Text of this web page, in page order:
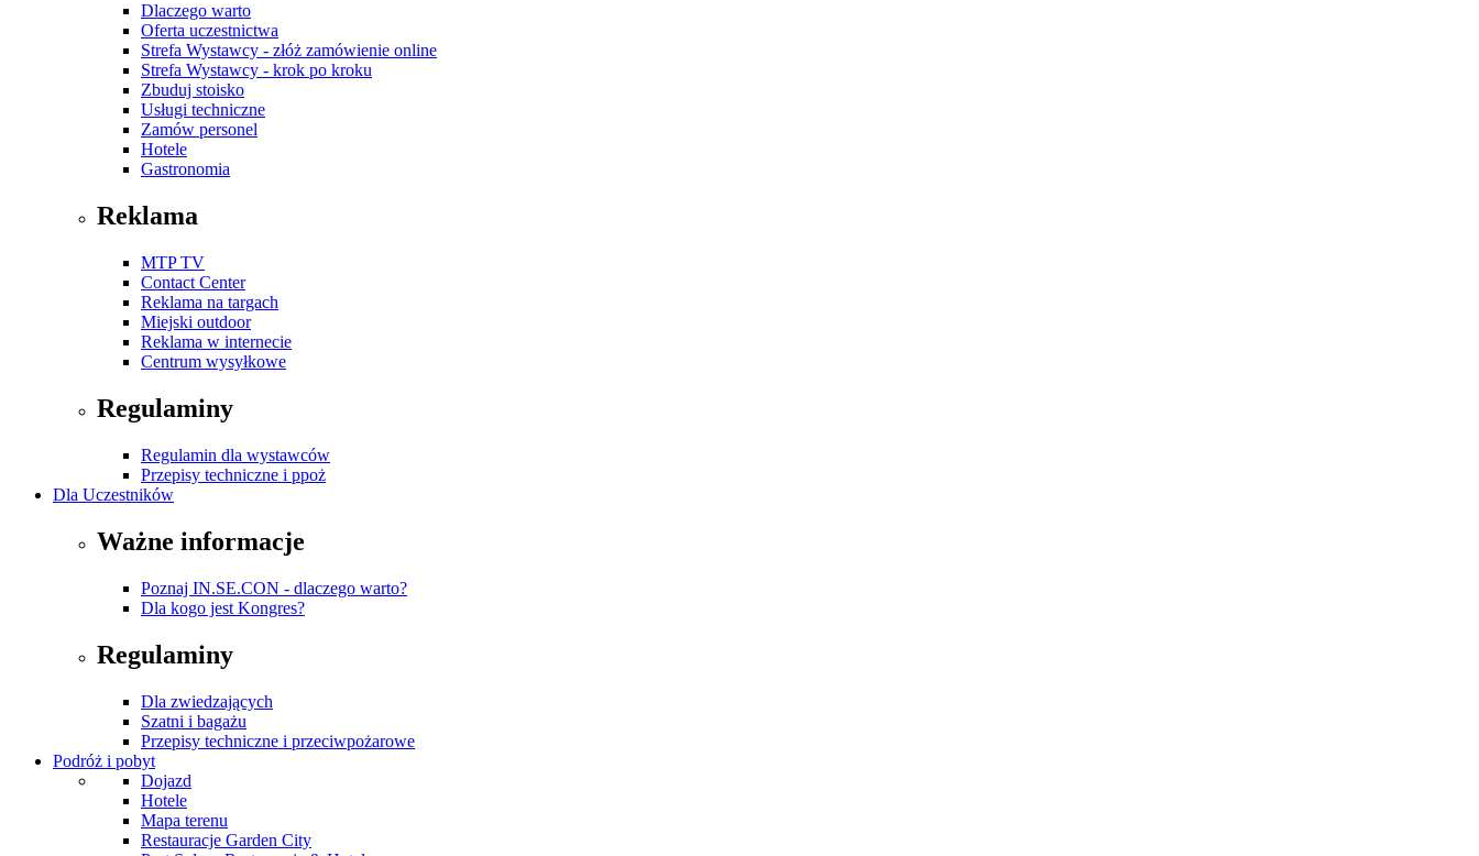
Dlaczego warto
Oferta uczestnictwa
Strefa Wystawcy - złóż zamówienie online
Strefa Wystawcy - krok po kroku
Zbuduj stoisko
Usługi techniczne
Zamów personel
Hotele
Gastronomia
Reklama
MTP TV
Contact Center
Reklama na targach
Miejski outdoor
Reklama w internecie
Centrum wysyłkowe
Regulaminy
Regulamin dla wystawców
Przepisy techniczne i ppoż
Dla Uczestników
Ważne informacje
Poznaj IN.SE.CON - dlaczego warto?
Dla kogo jest Kongres?
Regulaminy
Dla zwiedzających
Szatni i bagażu
Przepisy techniczne i przeciwpożarowe
Podróż i pobyt
Dojazd
Hotele
Mapa terenu
Restauracje Garden City